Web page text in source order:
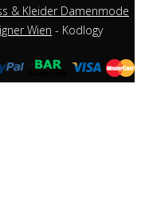
& Kleider Damenmode
Wien - Kodlogy